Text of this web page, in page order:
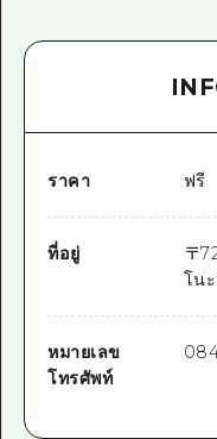
ราคา ฟรี
ที่อยู่ 〒
โน
หมายเลข
โทรศัพท์